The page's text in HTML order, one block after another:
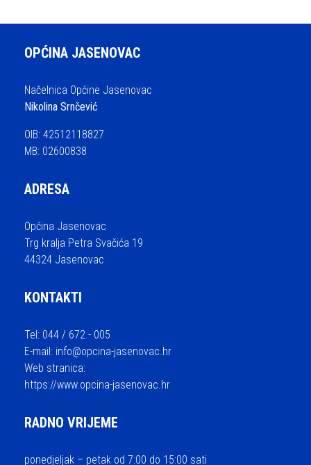
OPĆINA JASENOVAC
Načelnica Općine Jasenovac
Nikolina Srnčević
OIB: 42512118827
MB: 02600838
ADRESA
Općina Jasenovac
Trg kralja Petra Svačića 19
44324 Jasenovac
KONTAKTI
Tel: 044 / 672 - 005
E-mail: info@opcina-jasenovac.hr
Web stranica:
https://www.opcina-jasenovac.hr
RADNO VRIJEME
ponedjeljak – petak od 7:00 do 15:00 sati